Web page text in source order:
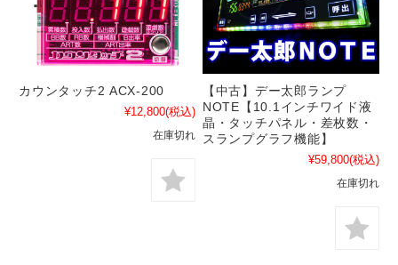
カウンタッチ2 ACX-200
¥12,800(税込)
在庫切れ
【中古】デー太郎ランプ
NOTE【10.1インチワイド液
晶・タッチパネル・差枚数・
スランプグラフ機能】
¥59,800(税込)
在庫切れ